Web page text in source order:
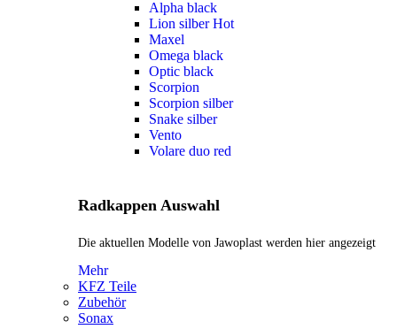
Alpha black
Lion silberHot
Maxel
Omega black
Optic black
Scorpion
Scorpion silber
Snake silber
Vento
Volare duo red
Radkappen Auswahl
Die aktuellen Modelle von Jawoplast werden hier angezeigt
Mehr
KFZ Teile
Zubehör
Sonax